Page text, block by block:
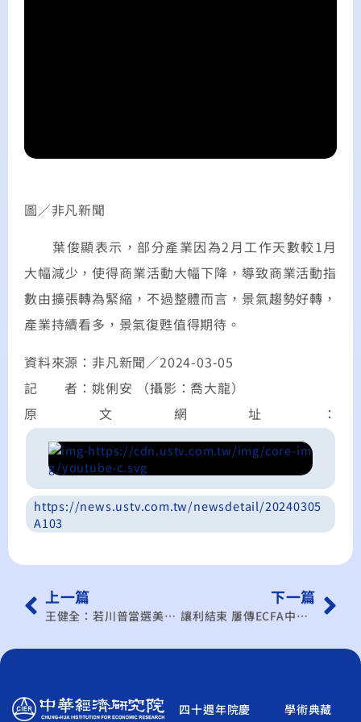
圖／非凡新聞
葉俊顯表示，部分產業因為2月工作天數較1月
大幅減少，使得商業活動大幅下降，導致商業活動指
數由擴張轉為緊縮，不過整體而言，景氣趨勢好轉，
產業持續看多，景氣復甦值得期待。
資料來源：非凡新聞／2024-03-05
記 者：姚俐安 （攝影：喬大龍）
原文網址：
https://news.ustv.com.tw/newsdetail/20240305
A103
上一篇
王健全：若川普當選美國總統 全球經濟將更詭譎多變
下一篇
讓利結束 屢傳ECFA中止聲浪
四十週年院慶 學術典藏